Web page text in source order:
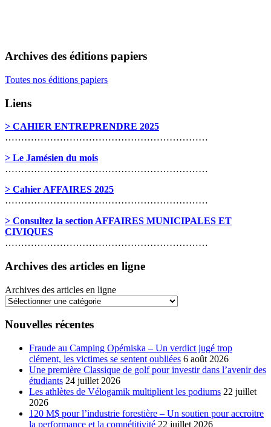
Archives des éditions papiers
Toutes nos éditions papiers
Liens
> CAHIER ENTREPRENDRE 2025
………………………………………………………
> Le Jamésien du mois
………………………………………………………
> Cahier AFFAIRES 2025
………………………………………………………
> Consultez la section AFFAIRES MUNICIPALES ET
CIVIQUES
………………………………………………………
Archives des articles en ligne
Archives des articles en ligne
Nouvelles récentes
Fraude au Camping Opémiska – Un verdict jugé trop
clément, les victimes se sentent oubliées 6 août 2026
Une première Classique de golf pour investir dans l’avenir des
étudiants 24 juillet 2026
Les athlètes de Vélogamik multiplient les podiums 22 juillet
2026
120 M$ pour l’industrie forestière – Un soutien pour accroitre
la performance et la compétitivité 22 juillet 2026